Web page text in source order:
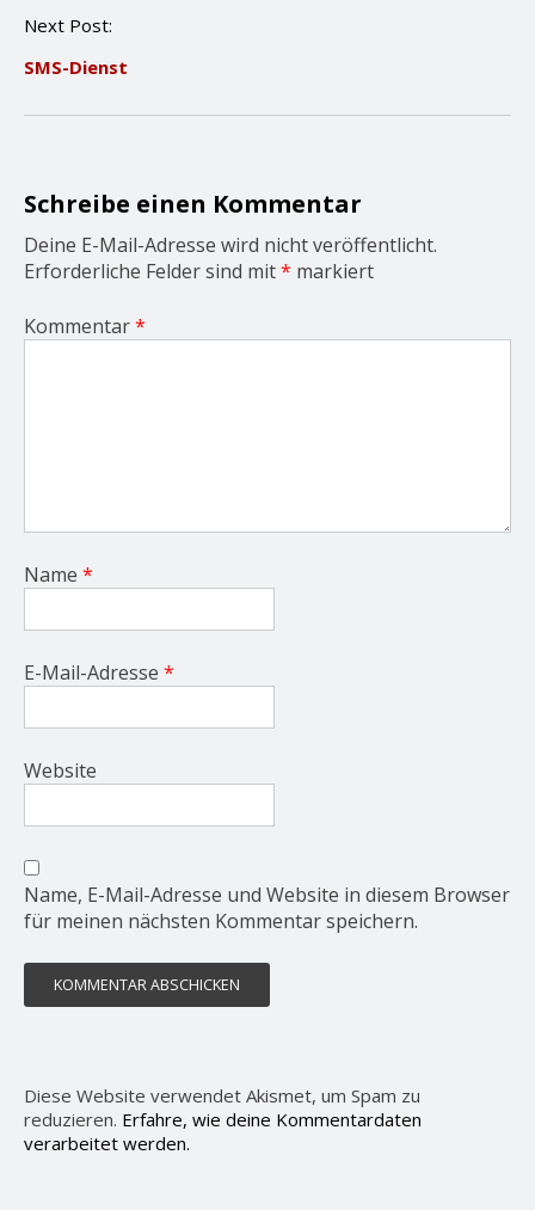
a
i
o
Next Post:
SMS-Dienst
Schreibe einen Kommentar
Deine E-Mail-Adresse wird nicht veröffentlicht.
Erforderliche Felder sind mit* markiert
Kommentar*
Name *
E-Mail-Adresse *
Website
Name, E-Mail-Adresse und Website in diesem Browser
für meinen nächsten Kommentar speichern.
Diese Website verwendet Akismet, um Spam zu
reduzieren. Erfahre, wie deine Kommentardaten
verarbeitet werden.